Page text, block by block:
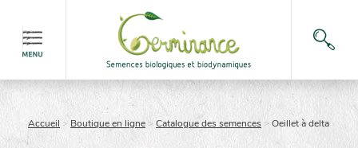
Accueil > Boutique en ligne >Catalogue des semences >Oeillet à delta